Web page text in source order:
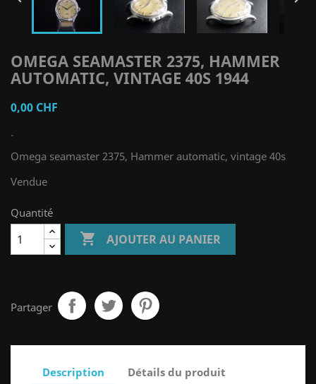
OMEGA SEAMASTER 2375, HAMMER
AUTOMATIC, VINTAGE 40S 1944
0,00 CHF
-
Omega seamaster 2375, Hammer automatic, vintage 40s
Vendue
Quantité
 AJOUTER AU PANIER
Partager
Description Détails du produit